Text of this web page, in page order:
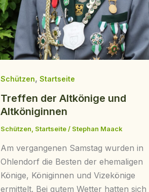
Schützen, Startseite
Treffen der Altkönige und
Altköniginnen
Schützen, Startseite/ Stephan Maack
Am vergangenen Samstag wurden in
Ohlendorf die Besten der ehemaligen
Könige, Königinnen und Vizekönige
ermittelt. Bei gutem Wetter hatten sich